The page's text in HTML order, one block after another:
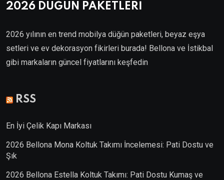
2026 DÜĞÜN PAKETLERİ
2026 yılının en trend mobilya düğün paketleri, beyaz eşya
setleri ve ev dekorasyon fikirleri burada! Bellona ve İstikbal
gibi markaların güncel fiyatlarını keşfedin
RSS
En İyi Çelik Kapı Markası
2026 Bellona Mona Koltuk Takımı İncelemesi: Pati Dostu ve
Şık
2026 Bellona Estella Koltuk Takımı: Pati Dostu Kumaş ve